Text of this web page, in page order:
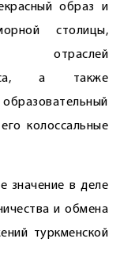
образ и
столицы,
отраслей
а также
образовательный
колоссальные
значение в деле
и обмена
туркменской